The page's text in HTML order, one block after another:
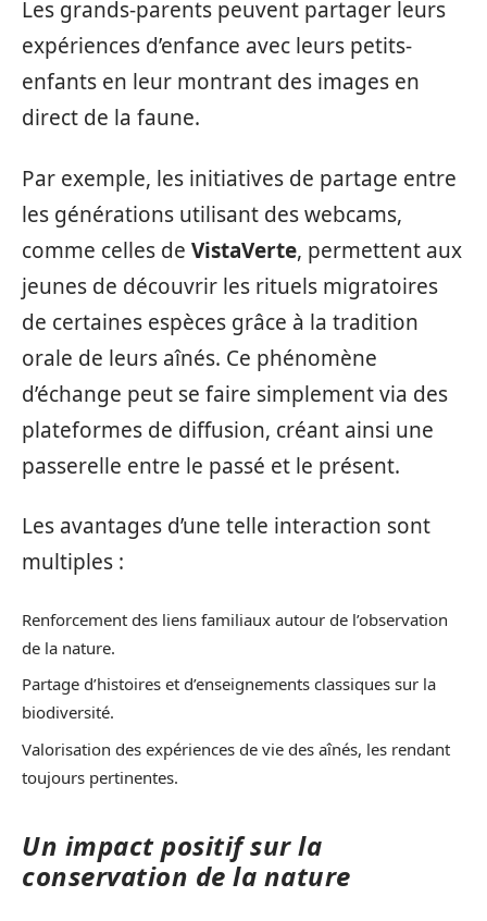
Les grands-parents peuvent partager leurs
expériences d’enfance avec leurs petits-
enfants en leur montrant des images en
direct de la faune.
Par exemple, les initiatives de partage entre
les générations utilisant des webcams,
comme celles de VistaVerte, permettent aux
jeunes de découvrir les rituels migratoires
de certaines espèces grâce à la tradition
orale de leurs aînés. Ce phénomène
d’échange peut se faire simplement via des
plateformes de diffusion, créant ainsi une
passerelle entre le passé et le présent.
Les avantages d’une telle interaction sont
multiples :
Renforcement des liens familiaux autour de l’observation
de la nature.
Partage d’histoires et d’enseignements classiques sur la
biodiversité.
Valorisation des expériences de vie des aînés, les rendant
toujours pertinentes.
Un impact positif sur la
conservation de la nature